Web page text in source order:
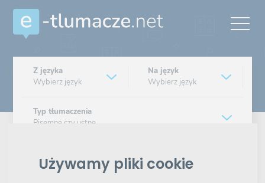
Używamy pliki cookie
Z języka
Wybierz język
Na język
Wybierz język
Typ tłumaczenia
Pisemne czy ustne